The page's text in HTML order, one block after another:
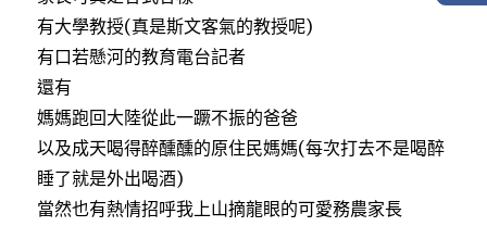
k
有大學教授(真是斯文客氣的教授呢)
有口若懸河的教育電台記者
還有
媽媽跑回大陸從此一蹶不振的爸爸
以及成天喝得醉醺醺的原住民媽媽(每次打去不是喝醉
睡了就是外出喝酒)
當然也有熱情招呼我上山摘龍眼的可愛務農家長